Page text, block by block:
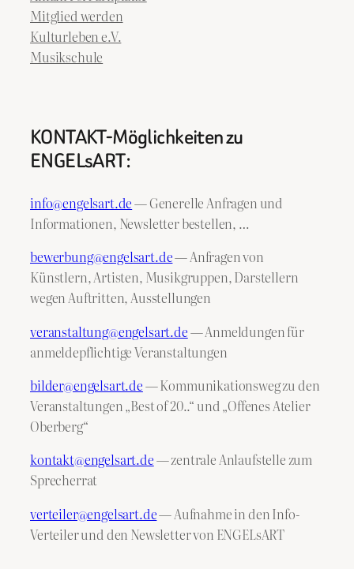
Mitglied werden
Kulturleben e.V.
Musikschule
KONTAKT-Möglichkeiten zu
ENGELsART:
info@engelsart.de— Generelle Anfragen und
Informationen, Newsletter bestellen, …
bewerbung@engelsart.de— Anfragen von
Künstlern, Artisten, Musikgruppen, Darstellern
wegen Auftritten, Ausstellungen
veranstaltung@engelsart.de— Anmeldungen für
anmeldepflichtige Veranstaltungen
bilder@engelsart.de— Kommunikationsweg zu den
Veranstaltungen „Best of 20..“ und „Offenes Atelier
Oberberg“
kontakt@engelsart.de— zentrale Anlaufstelle zum
Sprecherrat
verteiler@engelsart.de— Aufnahme in den Info-
Verteiler und den Newsletter von ENGELsART